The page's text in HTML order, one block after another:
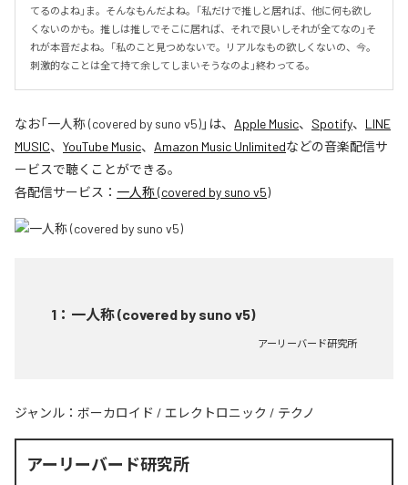
てるのよね」ま。そんなもんだよね。「私だけで推しと居れば、他に何も欲し
くないのかも。推しは推しでそこに居れば、それで良いしそれが全てなの」そ
れが本音だよね。「私のこと見つめないで。リアルなもの欲しくないの、今。
刺激的なことは全て持て余してしまいそうなのよ」終わってる。
なお「一人称 (covered by suno v5)」は、 Apple Music、 Spotify、 LINE
MUSIC、 YouTube Music、 Amazon Music Unlimitedなどの音楽配信サ
ービスで聴くことができる。
各配信サービス： 一人称 (covered by suno v5)
1 ： 一人称 (covered by suno v5)
アーリーバード研究所
ジャンル： ボーカロイド / エレクトロニック / テクノ
アーリーバード研究所